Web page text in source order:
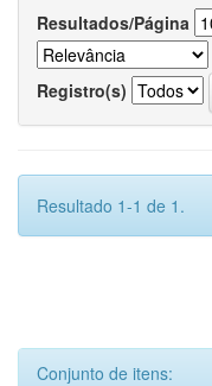
Resultados/Página
Registro(s)
Resultado 1-1 de 1.
Conjunto de itens: